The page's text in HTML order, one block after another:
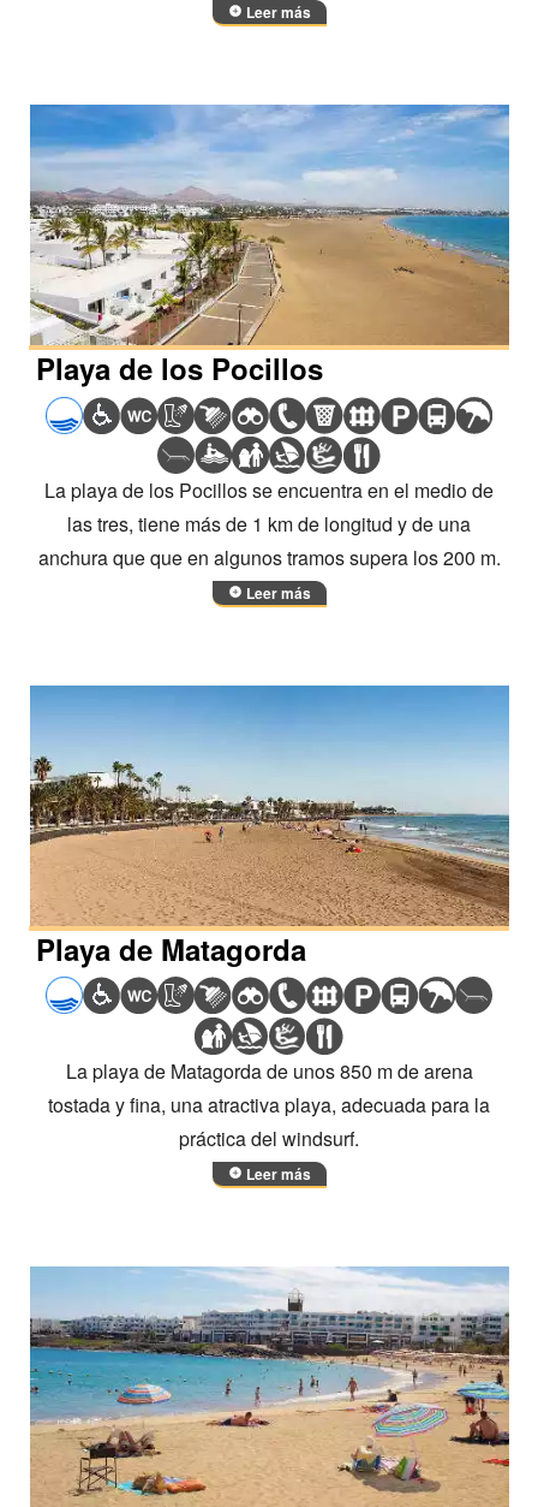
Leer más
Playa de los Pocillos
La playa de los Pocillos se encuentra en el medio de
las tres, tiene más de 1 km de longitud y de una
anchura que que en algunos tramos supera los 200 m.
Leer más
Playa de Matagorda
La playa de Matagorda de unos 850 m de arena
tostada y fina, una atractiva playa, adecuada para la
práctica del windsurf.
Leer más